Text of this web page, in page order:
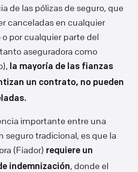
de las pólizas de seguro, que
canceladas en cualquier
por cualquier parte del
aseguradora como
la mayoría de las fianzas
un contrato, no pueden
importante entre una
seguro tradicional, es que la
(Fiador) requiere un
indemnización, donde el